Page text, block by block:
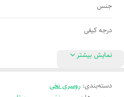
جنس
درجه کیفی
نمایش بیشتر
دسته‌بندی: روسری نخی